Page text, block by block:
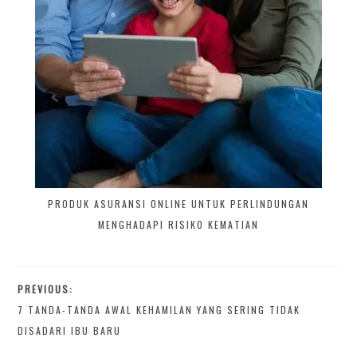
PRODUK ASURANSI ONLINE UNTUK PERLINDUNGAN
MENGHADAPI RISIKO KEMATIAN
PREVIOUS:
7 TANDA-TANDA AWAL KEHAMILAN YANG SERING TIDAK
DISADARI IBU BARU